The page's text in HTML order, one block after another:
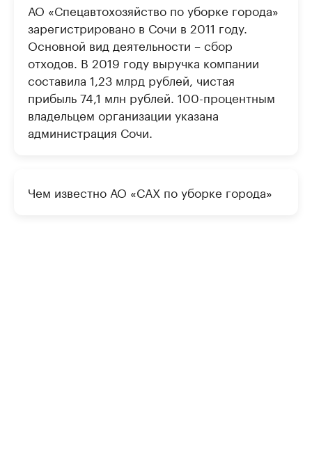
АО «Спецавтохозяйство по уборке города»
зарегистрировано в Сочи в 2011 году.
Основной вид деятельности – сбор
отходов. В 2019 году выручка компании
составила 1,23 млрд рублей, чистая
прибыль 74,1 млн рублей. 100-процентным
владельцем организации указана
администрация Сочи.
Чем известно АО «САХ по уборке города»